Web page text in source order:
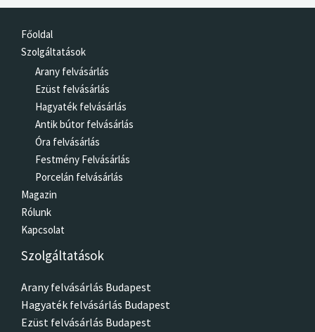
Főoldal
Szolgáltatások
Arany felvásárlás
Ezüst felvásárlás
Hagyaték felvásárlás
Antik bútor felvásárlás
Óra felvásárlás
Festmény Felvásárlás
Porcelán felvásárlás
Magazin
Rólunk
Kapcsolat
Szolgáltatások
Arany felvásárlás Budapest
Hagyaték felvásárlás Budapest
Ezüst felvásárlás Budapest